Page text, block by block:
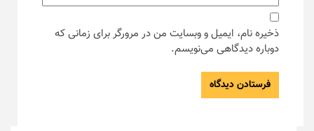
ذخیره نام، ایمیل و وبسایت من در مرورگر برای زمانی که
دوباره دیدگاهی می‌نویسم.